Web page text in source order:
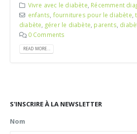
Vivre avec le diabète Récemment
enfants fournitures pour le diabète ,
diabète gérer le diabète parents
0 Comments
READ MORE...
S'INSCRIRE À LA NEWSLETTER
Nom